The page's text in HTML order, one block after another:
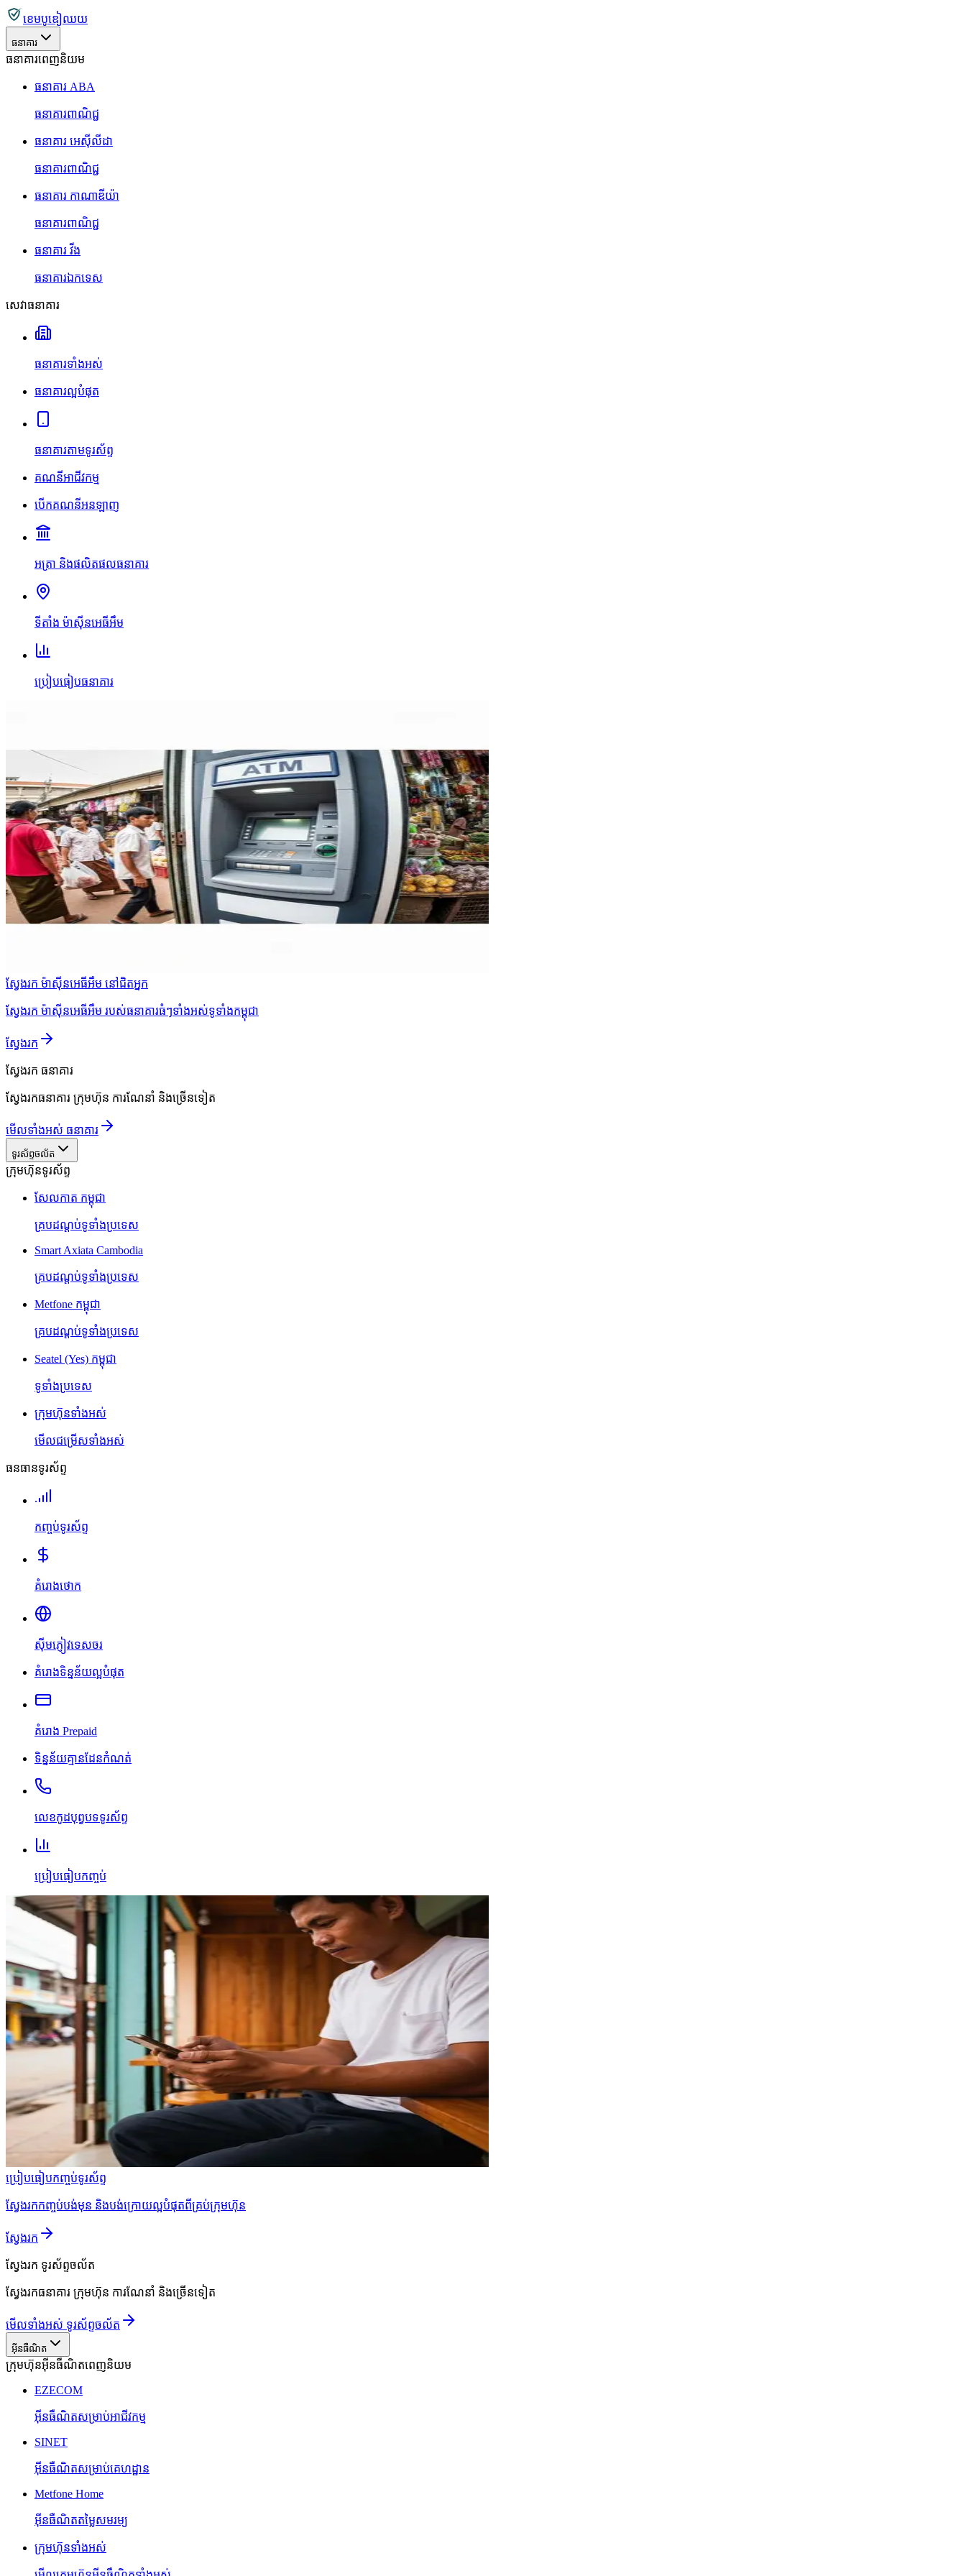
ខេមបូឌៀឈយ
ធនាគារ
ធនាគារពេញនិយម
ធនាគារ ABA
ធនាគារពាណិជ្ជ
ធនាគារ អេស៊ីលីដា
ធនាគារពាណិជ្ជ
ធនាគារ កាណាឌីយ៉ា
ធនាគារពាណិជ្ជ
ធនាគារ វីង
ធនាគារឯកទេស
សេវាធនាគារ
ធនាគារទាំងអស់
ធនាគារល្អបំផុត
ធនាគារតាមទូរស័ព្ទ
គណនីអាជីវកម្ម
បើកគណនីអនឡាញ
អត្រា និងផលិតផលធនាគារ
ទីតាំង ម៉ាស៊ីនអេធីអឹម
ប្រៀបធៀបធនាគារ
ស្វែងរក ម៉ាស៊ីនអេធីអឹម នៅជិតអ្នក
ស្វែងរក ម៉ាស៊ីនអេធីអឹម របស់ធនាគារធំៗទាំងអស់ទូទាំងកម្ពុជា
ស្វែងរក
ស្វែងរក ធនាគារ
ស្វែងរកធនាគារ ក្រុមហ៊ុន ការណែនាំ និងច្រើនទៀត
មើលទាំងអស់ ធនាគារ
ទូរស័ព្ទចល័ត
ក្រុមហ៊ុនទូរស័ព្ទ
សែលកាត កម្ពុជា
គ្របដណ្តប់ទូទាំងប្រទេស
Smart Axiata Cambodia
គ្របដណ្តប់ទូទាំងប្រទេស
Metfone កម្ពុជា
គ្របដណ្តប់ទូទាំងប្រទេស
Seatel (Yes) កម្ពុជា
ទូទាំងប្រទេស
ក្រុមហ៊ុនទាំងអស់
មើលជម្រើសទាំងអស់
ធនធានទូរស័ព្ទ
កញ្ចប់ទូរស័ព្ទ
គំរោងថោក
ស៊ីមភ្ញៀវទេសចរ
គំរោងទិន្នន័យល្អបំផុត
គំរោង Prepaid
ទិន្នន័យគ្មានដែនកំណត់
លេខកូដបុព្វបទទូរស័ព្ទ
ប្រៀបធៀបកញ្ចប់
ប្រៀបធៀបកញ្ចប់ទូរស័ព្ទ
ស្វែងរកកញ្ចប់បង់មុន និងបង់ក្រោយល្អបំផុតពីគ្រប់ក្រុមហ៊ុន
ស្វែងរក
ស្វែងរក ទូរស័ព្ទចល័ត
ស្វែងរកធនាគារ ក្រុមហ៊ុន ការណែនាំ និងច្រើនទៀត
មើលទាំងអស់ ទូរស័ព្ទចល័ត
អ៊ីនធឺណិត
ក្រុមហ៊ុនអ៊ីនធឺណិតពេញនិយម
EZECOM
អ៊ីនធឺណិតសម្រាប់អាជីវកម្ម
SINET
អ៊ីនធឺណិតសម្រាប់គេហដ្ឋាន
Metfone Home
អ៊ីនធឺណិតតម្លៃសមរម្យ
ក្រុមហ៊ុនទាំងអស់